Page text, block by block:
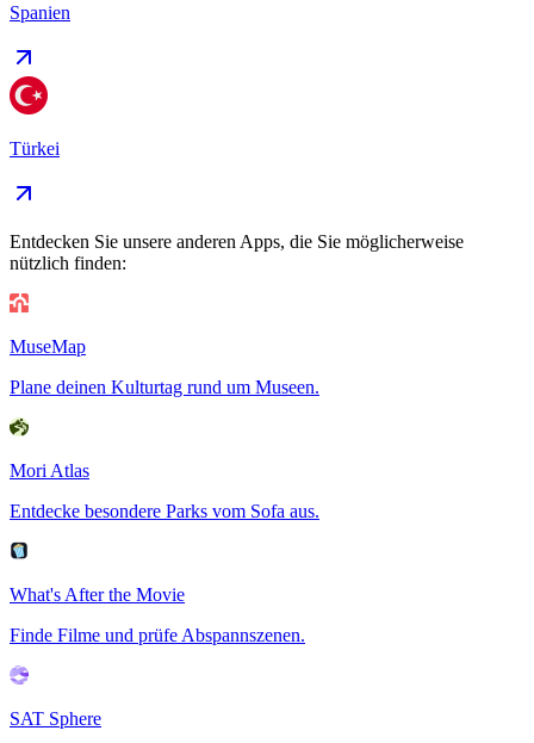
Spanien
Türkei
Entdecken Sie unsere anderen Apps, die Sie möglicherweise
nützlich finden:
MuseMap
Plane deinen Kulturtag rund um Museen.
Mori Atlas
Entdecke besondere Parks vom Sofa aus.
What's After the Movie
Finde Filme und prüfe Abspannszenen.
SAT Sphere